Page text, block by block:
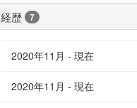
経歴 7
2020年11月 - 現在
2020年11月 - 現在